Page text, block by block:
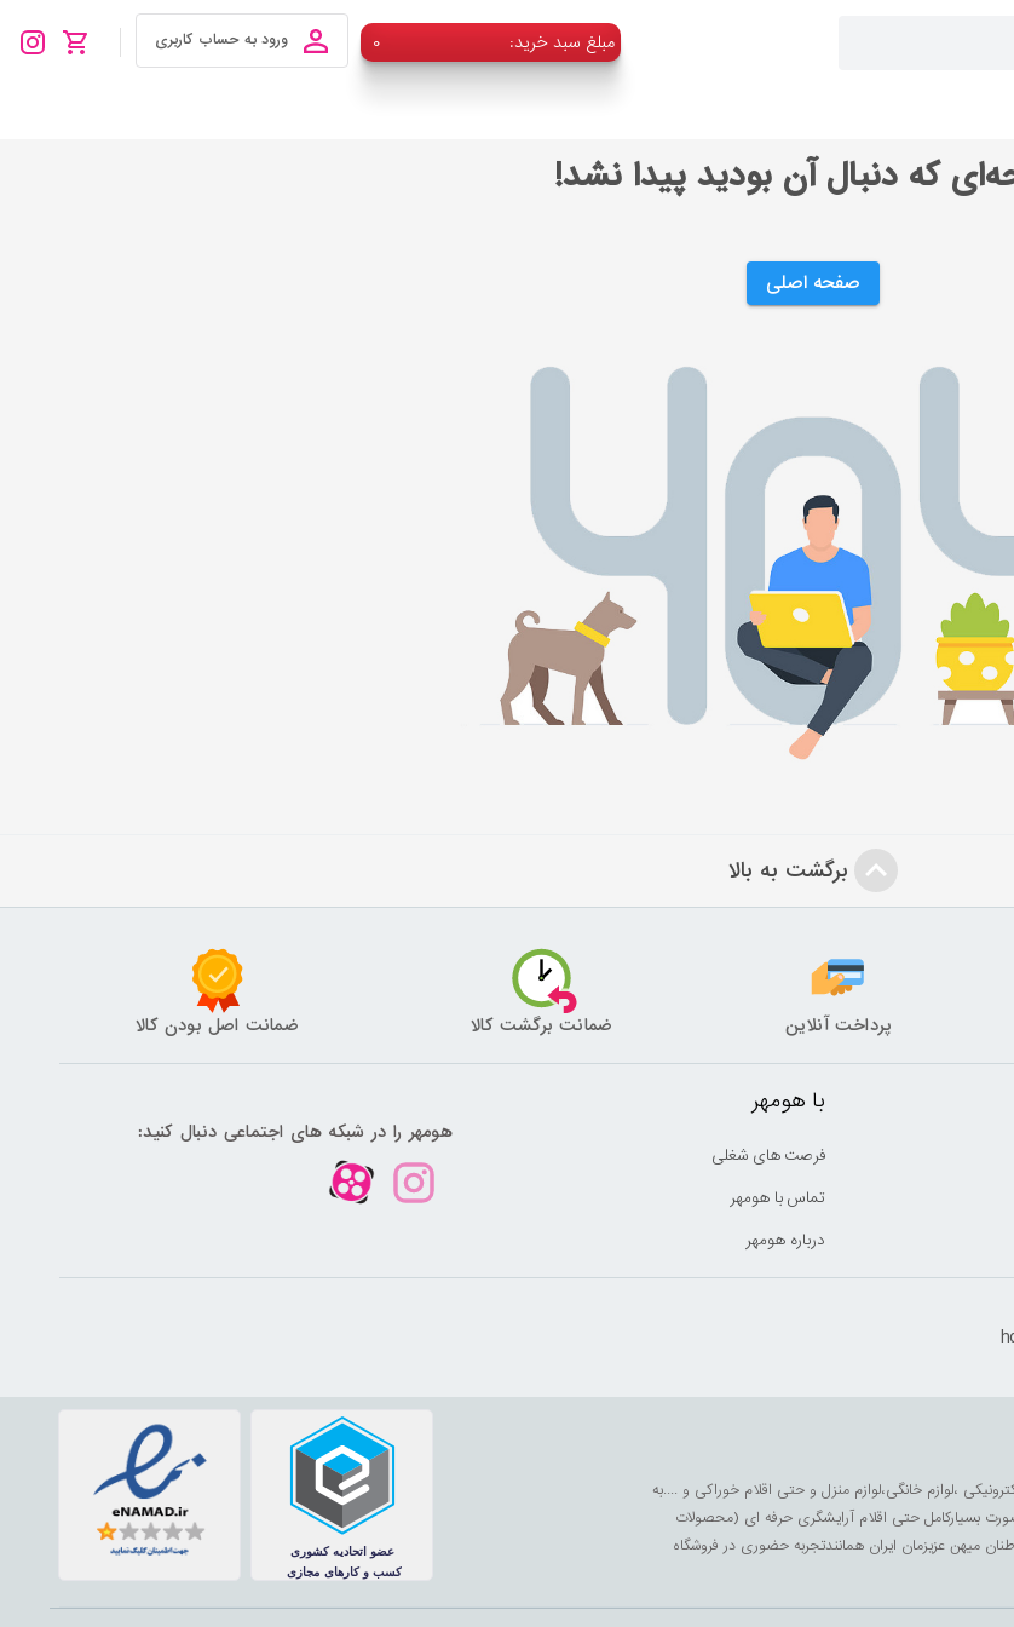
۰ :مبلغ سبد خرید ورود به حساب کاربری
که دنبال آن بودید پیدا نشد!
صفحه اصلی
برگشت به بالا
پرداخت آنلاین ضمانت برگشت کالا ضمانت اصل بودن کالا
با هومهر
فرصت های شغلی
تماس با هومهر
درباره هومهر
هومهر را در شبکه های اجتماعی دنبال کنید:
،لوازم خانگی،لوازم منزل و حتی اقلام خوراکی و ....به
بسیارکامل حتی اقلام آرایشگری حرفه ای (محصولات
میهن عزیزمان ایران همانندتجربه حضوری در فروشگاه